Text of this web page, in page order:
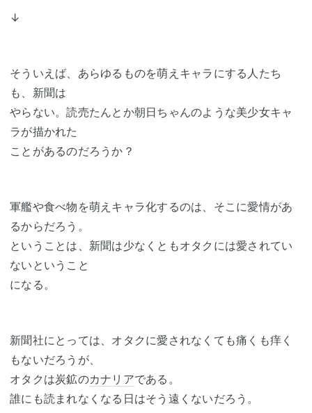
↓
そういえば、あらゆるものを萌えキャラにする人たち
も、新聞は
やらない。読売たんとか朝日ちゃんのような美少女キャ
ラが描かれた
ことがあるのだろうか？
軍艦や食べ物を萌えキャラ化するのは、そこに愛情があ
るからだろう。
ということは、新聞は少なくともオタクには愛されてい
ないということ
になる。
新聞社にとっては、オタクに愛されなくても痛くも痒く
もないだろうが、
オタクは炭鉱のカナリアである。
誰にも読まれなくなる日はそう遠くないだろう。